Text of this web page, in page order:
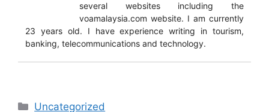
several websites including the
voamalaysia.com website. I am currently
23 years old. I have experience writing in tourism,
banking, telecommunications and technology.
Categories
Uncategorized